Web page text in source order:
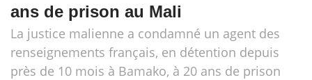
ans de prison au Mali
La justice malienne a condamné un agent des
renseignements français, en détention depuis
près de 10 mois à Bamako, à 20 ans de prison